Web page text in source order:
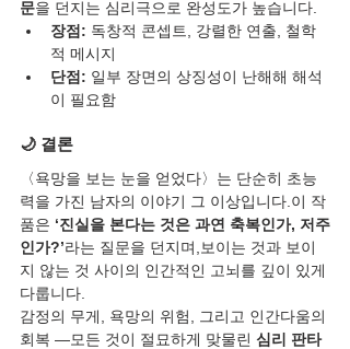
문을 던지는 심리극으로 완성도가 높습니다.
장점: 독창적 콘셉트, 강렬한 연출, 철학
적 메시지
단점: 일부 장면의 상징성이 난해해 해석
이 필요함
🌙 결론
〈욕망을 보는 눈을 얻었다〉는 단순히 초능
력을 가진 남자의 이야기 그 이상입니다.이 작
품은 ‘진실을 본다는 것은 과연 축복인가, 저주
인가?’라는 질문을 던지며,보이는 것과 보이
지 않는 것 사이의 인간적인 고뇌를 깊이 있게
다룹니다.
감정의 무게, 욕망의 위험, 그리고 인간다움의
회복 —모든 것이 절묘하게 맞물린 심리 판타